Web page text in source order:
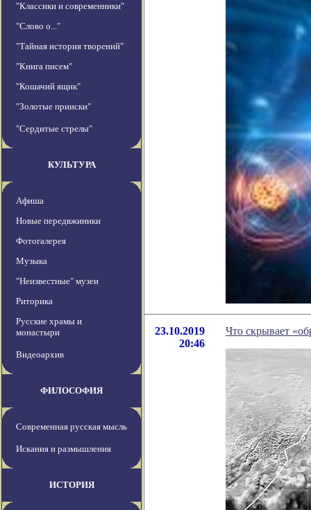
"Классики и современники"
"Слово о..."
"Тайная история творений"
"Книга писем"
"Кошачий ящик"
"Золотые прииски"
"Сердитые стрелы"
КУЛЬТУРА
Афиша
Новые передвжиники
Фотогалерея
Музыка
"Неизвестные" музеи
Риторика
Русские храмы и
монастыри
Видеоархив
ФИЛОСОФИЯ
Современная русская мысль
Искания и размышления
ИСТОРИЯ
23.10.2019
20:46
Что скрывает